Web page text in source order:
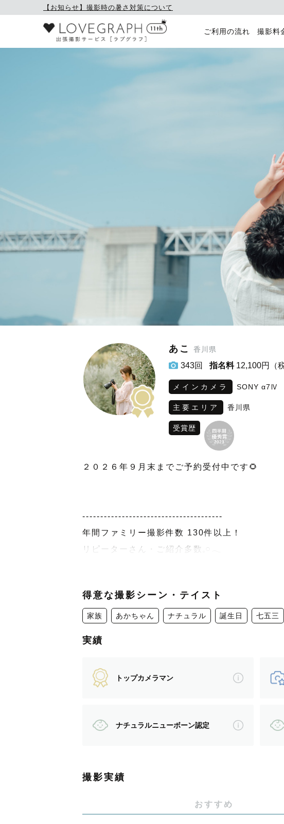
【お知らせ】撮影時の暑さ対策について
ご利用の流れ 撮影料
あこ 香川県
343回 指名料12,100円（税
メインカメラ SONY α7Ⅳ
主要エリア 香川県
受賞歴
２０２６年９月末までご予約受付中です🌻
---------------------------------------
年間ファミリー撮影件数 130件以上！
リピーターさん・ご紹介多数𓈒𓏸𓂃
2児のママカメラマン
アートニューボーン認定カメラマン🍼
たくさんのファミリーに出会って感じることは
パパやママとお話ししたり遊んだり、
得意な撮影シーン・テイスト
家族 あかちゃん ナチュラル 誕生日 七五三
実績
トップカメラマン
ナチュラルニューボーン認定
撮影実績
おすすめ